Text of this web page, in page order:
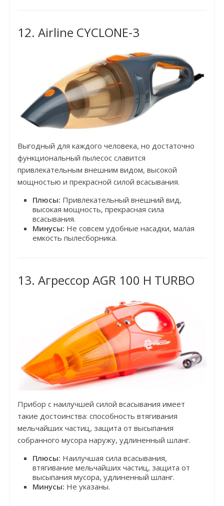
12. Airline CYCLONE-3
Выгодный для каждого человека, но достаточно
функциональный пылесос славится
привлекательным внешним видом, высокой
мощностью и прекрасной силой всасывания.
Плюсы: Привлекательный внешний вид,
высокая мощность, прекрасная сила
всасывания.
Минусы: Не совсем удобные насадки, малая
емкость пылесборника.
13. Агрессор AGR 100 H TURBO
Прибор с наилучшей силой всасывания имеет
такие достоинства: способность втягивания
мельчайших частиц, защита от высыпания
собранного мусора наружу, удлиненный шланг.
Плюсы: Наилучшая сила всасывания,
втягивание мельчайших частиц, защита от
высыпания мусора, удлиненный шланг.
Минусы: Не указаны.